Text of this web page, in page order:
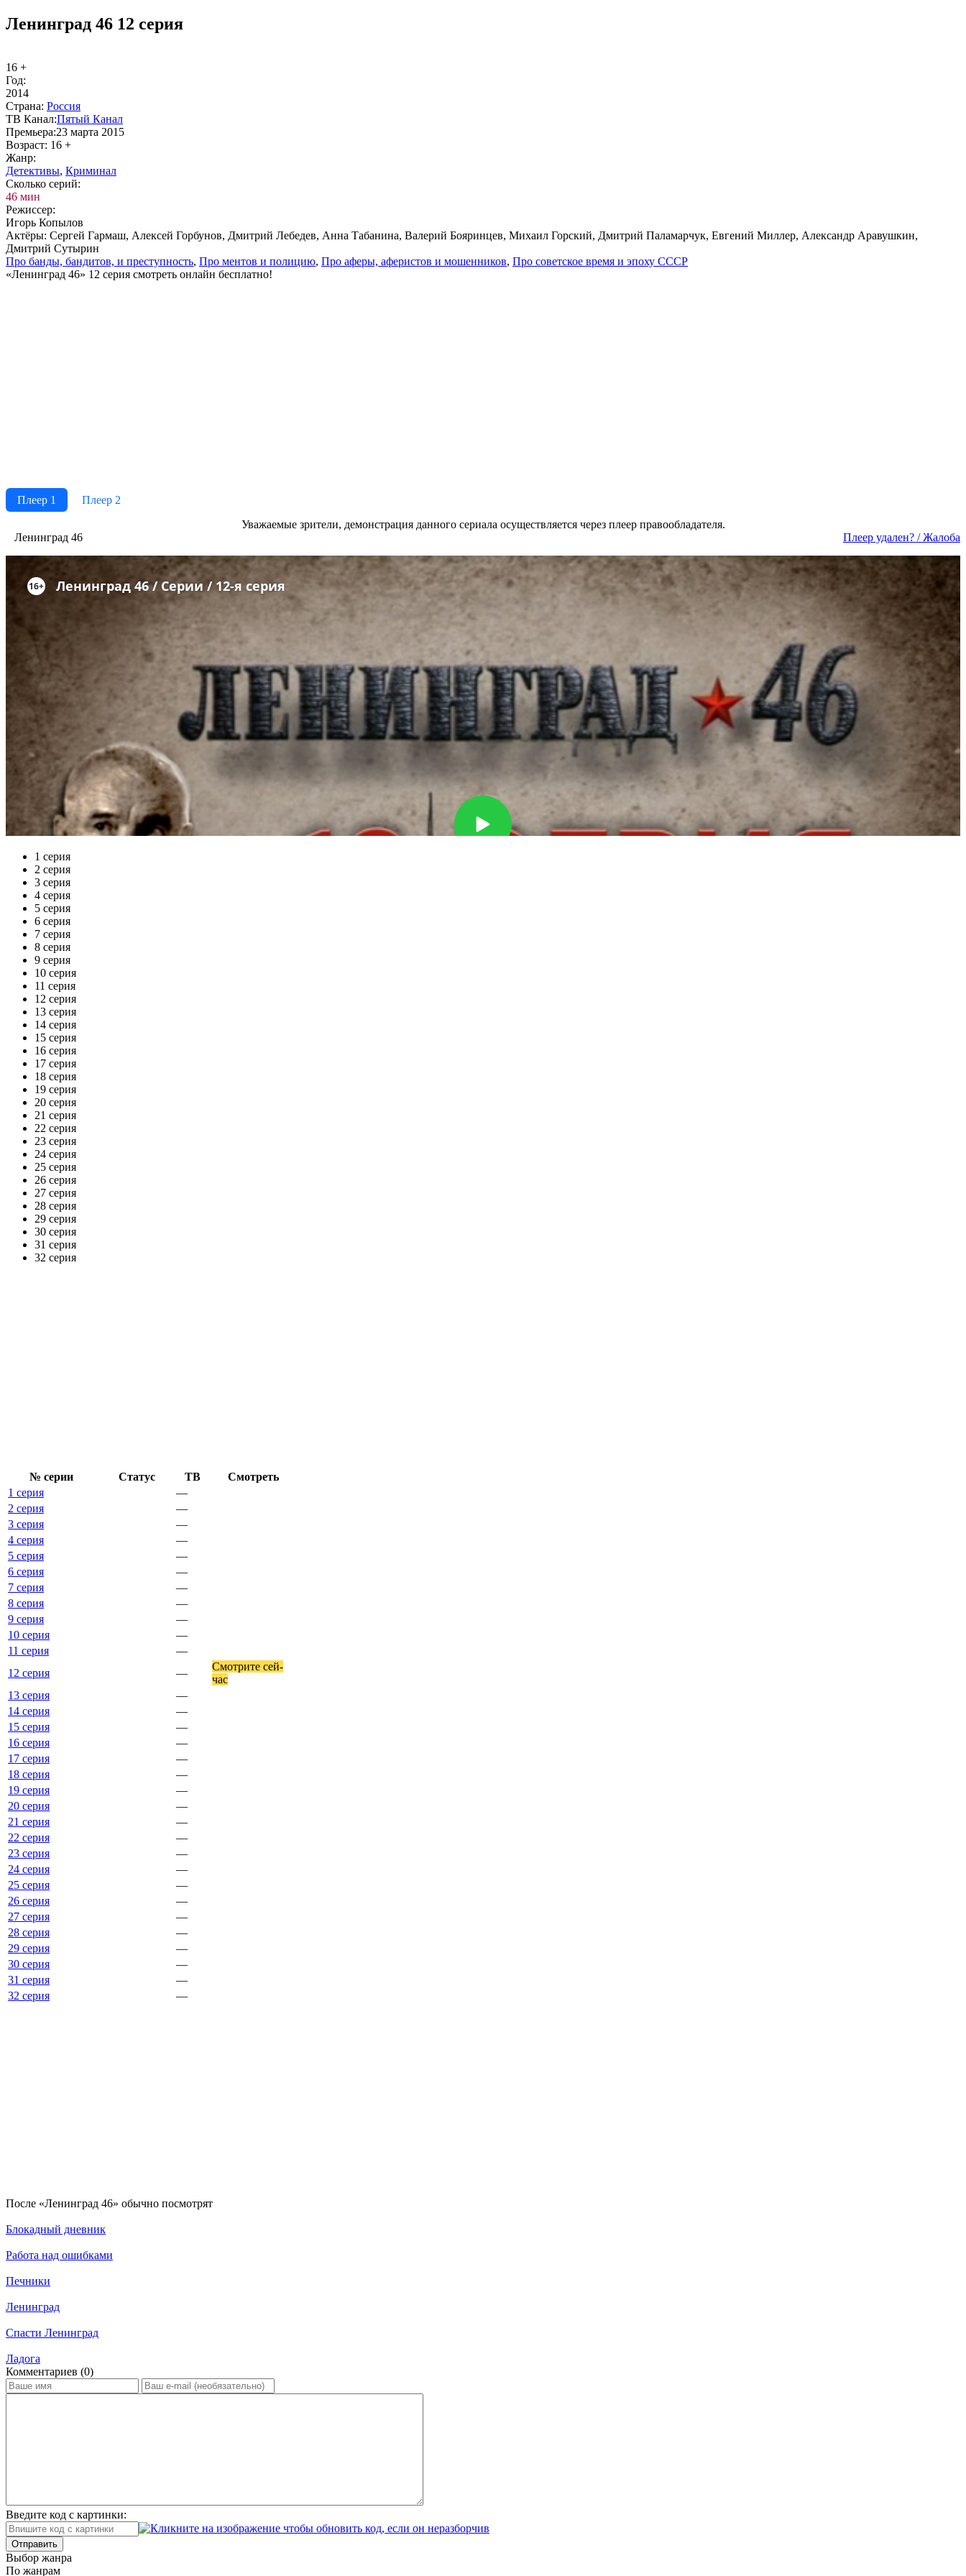
Ленинград 46 12 серия
16 +
Год:
2014
Стра­на: Рос­сия
ТВ Ка­нал:Пя­тый Ка­нал
Пре­мье­ра:23 марта 2015
Воз­раст: 16 +
Жанр:
Де­тек­ти­вы, Кри­ми­нал
Сколь­ко се­рий:
46 мин
Ре­жис­сер:
Игорь Копылов
Ак­тё­ры: Сергей Гармаш, Алексей Горбунов, Дмитрий Лебедев, Анна Табанина, Валерий Бояринцев, Михаил Горский, Дмитрий Паламарчук, Евгений Миллер, Александр Аравушкин,
Дмитрий Сутырин
Про бан­ды, бан­ди­тов, и пре­ступ­ность, Про мен­тов и по­ли­цию, Про афе­ры, афе­ри­стов и мо­шен­ни­ков, Про со­вет­ское вре­мя и эпо­ху СССР
«Ленинград 46» 12 серия смотреть онлайн бесплатно!
Плеер 1
Плеер 2
Ува­жае­мые зри­те­ли, де­мон­ст­ра­ция дан­но­го се­риа­ла осу­ще­ст­в­ля­ет­ся че­рез пле­ер пра­во­об­ла­да­те­ля.
Ленинград 46
Пле­ер уда­лен? / Жа­ло­ба
1 серия
2 серия
3 серия
4 серия
5 серия
6 серия
7 серия
8 серия
9 серия
10 серия
11 серия
12 серия
13 серия
14 серия
15 серия
16 серия
17 серия
18 серия
19 серия
20 серия
21 серия
22 серия
23 серия
24 серия
25 серия
26 серия
27 серия
28 серия
29 серия
30 серия
31 серия
32 серия
№ се­рии Ста­тус ТВ
Смот­реть
1 серия
—
2 серия
—
3 серия
—
4 серия
—
5 серия
—
6 серия
—
7 серия
—
8 серия
—
9 серия
—
10 серия
—
11 серия
—
12 серия
—
Смот­ри­те сей­
час
13 серия
—
14 серия
—
15 серия
—
16 серия
—
17 серия
—
18 серия
—
19 серия
—
20 серия
—
21 серия
—
22 серия
—
23 серия
—
24 серия
—
25 серия
—
26 серия
—
27 серия
—
28 серия
—
29 серия
—
30 серия
—
31 серия
—
32 серия
—
По­сле «Ленинград 46» обыч­но по­смот­рят
Блокадный дневник
Работа над ошибками
Печники
Ленинград
Спасти Ленинград
Ладога
Ком­мен­та­ри­ев (0)
Введите код с картинки:
Отправить
Вы­бор жан­ра
По жан­рам